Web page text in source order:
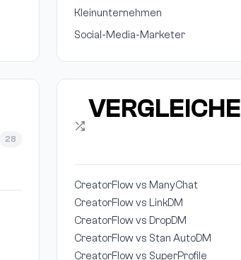
Kleinunternehmen
Social-Media-Marketer
28
VERGLEICHE
CreatorFlow vs ManyChat
CreatorFlow vs LinkDM
CreatorFlow vs DropDM
CreatorFlow vs Stan AutoDM
CreatorFlow vs SuperProfile